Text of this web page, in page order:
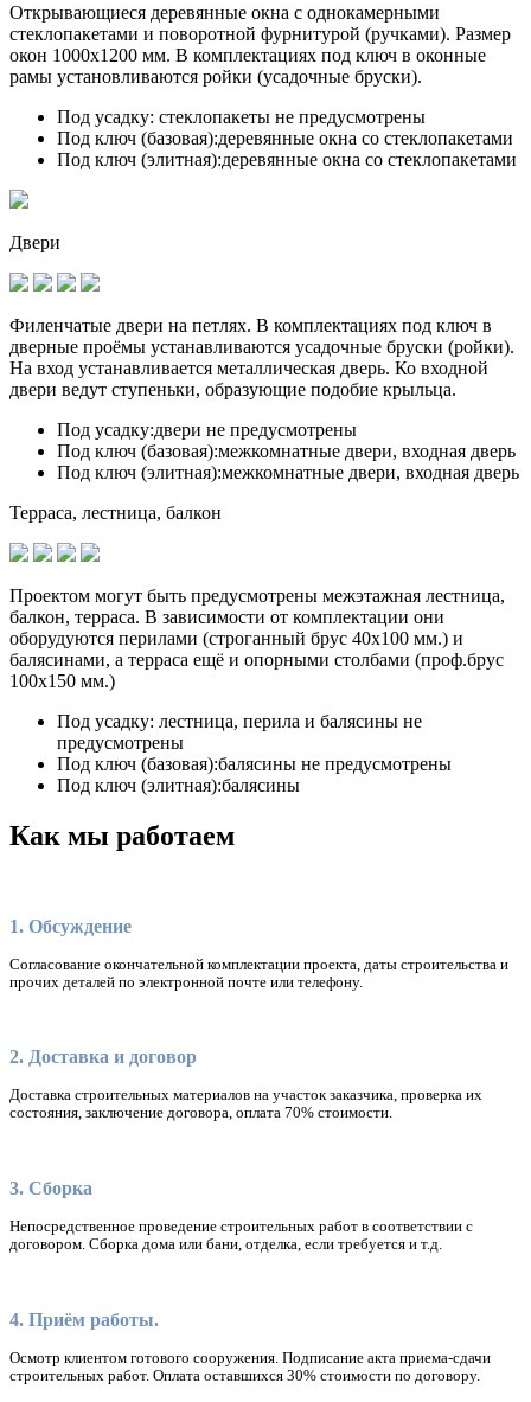
Открывающиеся деревянные окна с однокамерными
стеклопакетами и поворотной фурнитурой (ручками). Размер
окон 1000х1200 мм. В комплектациях под ключ в оконные
рамы установливаются ройки (усадочные бруски).
Под усадку: стеклопакеты не предусмотрены
Под ключ (базовая):деревянные окна со стеклопакетами
Под ключ (элитная):деревянные окна со стеклопакетами
Двери
Филенчатые двери на петлях. В комплектациях под ключ в
дверные проёмы устанавливаются усадочные бруски (ройки).
На вход устанавливается металлическая дверь. Ко входной
двери ведут ступеньки, образующие подобие крыльца.
Под усадку:двери не предусмотрены
Под ключ (базовая):межкомнатные двери, входная дверь
Под ключ (элитная):межкомнатные двери, входная дверь
Терраса, лестница, балкон
Проектом могут быть предусмотрены межэтажная лестница,
балкон, терраса. В зависимости от комплектации они
оборудуются перилами (строганный брус 40х100 мм.) и
балясинами, а терраса ещё и опорными столбами (проф.брус
100х150 мм.)
Под усадку: лестница, перила и балясины не
предусмотрены
Под ключ (базовая):балясины не предусмотрены
Под ключ (элитная):балясины
Как мы работаем
1. Обсуждение
Согласование окончательной комплектации проекта, даты строительства и
прочих деталей по электронной почте или телефону.
2. Доставка и договор
Доставка строительных материалов на участок заказчика, проверка их
состояния, заключение договора, оплата 70% стоимости.
3. Сборка
Непосредственное проведение строительных работ в соответствии с
договором. Сборка дома или бани, отделка, если требуется и т.д.
4. Приём работы.
Осмотр клиентом готового сооружения. Подписание акта приема-сдачи
строительных работ. Оплата оставшихся 30% стоимости по договору.